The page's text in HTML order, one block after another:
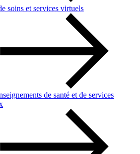
soins et services virtuels
de santé et de services